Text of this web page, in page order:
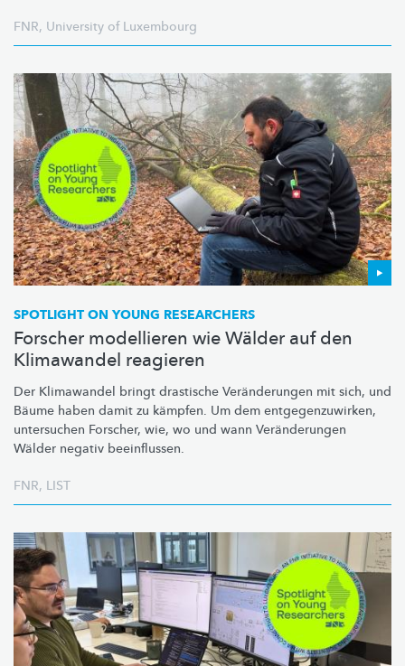
FNR, University of Luxembourg
SPOTLIGHT ON YOUNG RESEARCHERS
Forscher modellieren wie Wälder auf den
Klimawandel reagieren
Der Klimawandel bringt drastische Veränderungen mit sich, und
Bäume haben damit zu kämpfen. Um dem entgegenzuwirken,
untersuchen Forscher, wie, wo und wann Veränderungen
Wälder negativ beeinflussen.
FNR, LIST